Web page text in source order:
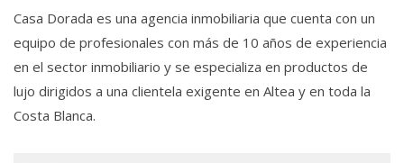
Casa Dorada es una agencia inmobiliaria que cuenta con un
equipo de profesionales con más de 10 años de experiencia
en el sector inmobiliario y se especializa en productos de
lujo dirigidos a una clientela exigente en Altea y en toda la
Costa Blanca.